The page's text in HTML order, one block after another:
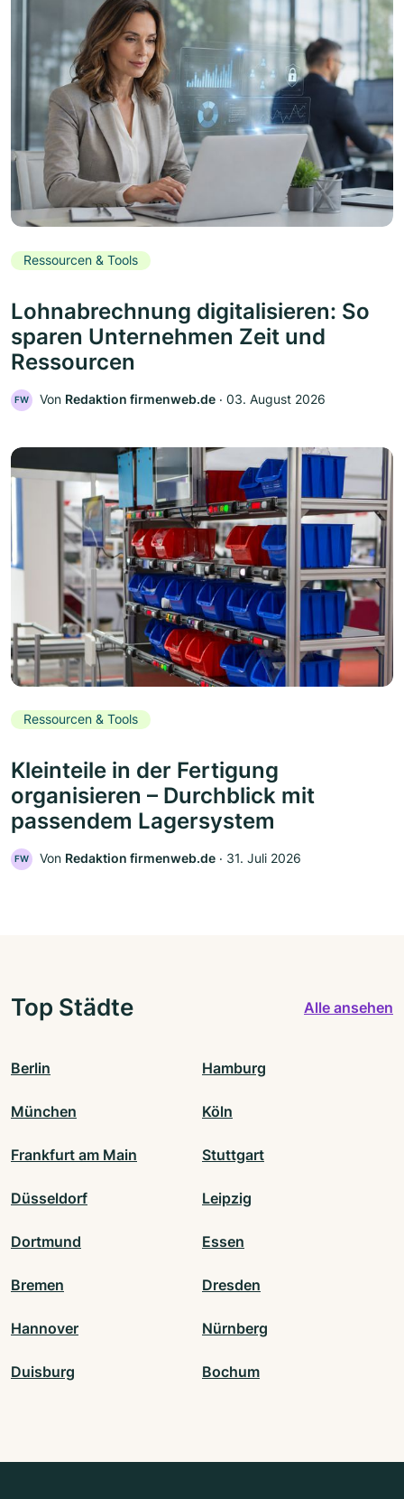
Ressourcen & Tools
Lohnabrechnung digitalisieren: So
sparen Unternehmen Zeit und
Ressourcen
FW Von Redaktion firmenweb.de ‧ 03. August 2026
Ressourcen & Tools
Kleinteile in der Fertigung
organisieren – Durchblick mit
passendem Lagersystem
FW Von Redaktion firmenweb.de ‧ 31. Juli 2026
Top Städte Alle ansehen
Berlin Hamburg
München Köln
Frankfurt am Main Stuttgart
Düsseldorf Leipzig
Dortmund Essen
Bremen Dresden
Hannover Nürnberg
Duisburg Bochum